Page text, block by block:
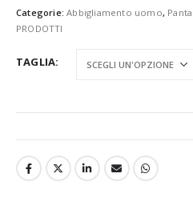
Categorie:Abbigliamento uomo,
PRODOTTI
TAGLIA